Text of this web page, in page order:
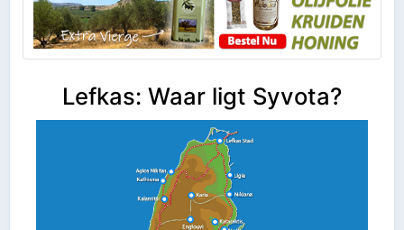
Lefkas: Waar ligt Syvota?